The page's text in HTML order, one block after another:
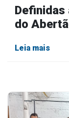
do
Leia mais